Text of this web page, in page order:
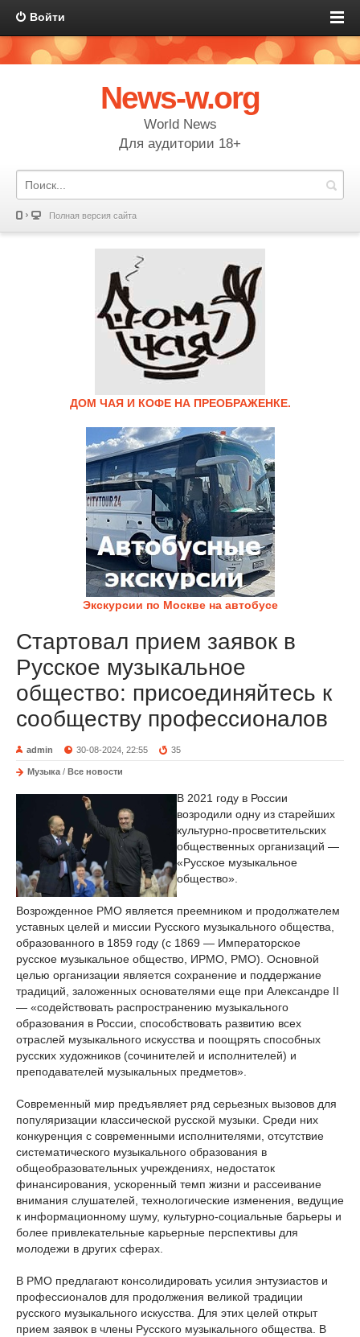
Войти
News-w.org
World News
Для аудитории 18+
Полная версия сайта
ДОМ ЧАЯ И КОФЕ НА ПРЕОБРАЖЕНКЕ.
Экскурсии по Москве на автобусе
Стартовал прием заявок в
Русское музыкальное
общество: присоединяйтесь к
сообществу профессионалов
admin 30-08-2024, 22:55 35
Музыка / Все новости
В 2021 году в России
возродили одну из старейших
культурно-просветительских
общественных организаций —
«Русское музыкальное
общество».
Возрожденное РМО является преемником и продолжателем
уставных целей и миссии Русского музыкального общества,
образованного в 1859 году (с 1869 — Императорское
русское музыкальное общество, ИРМО, РМО). Основной
целью организации является сохранение и поддержание
традиций, заложенных основателями еще при Александре II
— «содействовать распространению музыкального
образования в России, способствовать развитию всех
отраслей музыкального искусства и поощрять способных
русских художников (сочинителей и исполнителей) и
преподавателей музыкальных предметов».
Современный мир предъявляет ряд серьезных вызовов для
популяризации классической русской музыки. Среди них
конкуренция с современными исполнителями, отсутствие
систематического музыкального образования в
общеобразовательных учреждениях, недостаток
финансирования, ускоренный темп жизни и рассеивание
внимания слушателей, технологические изменения, ведущие
к информационному шуму, культурно-социальные барьеры и
более привлекательные карьерные перспективы для
молодежи в других сферах.
В РМО предлагают консолидировать усилия энтузиастов и
профессионалов для продолжения великой традиции
русского музыкального искусства. Для этих целей открыт
прием заявок в члены Русского музыкального общества. В